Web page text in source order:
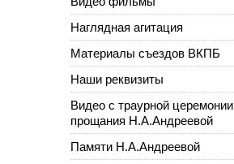
Наглядная агитация
Материалы съездов ВКПБ
Наши реквизиты
Видео с траурной церемонии
прощания Н.А.Андреевой
Памяти Н.А.Андреевой